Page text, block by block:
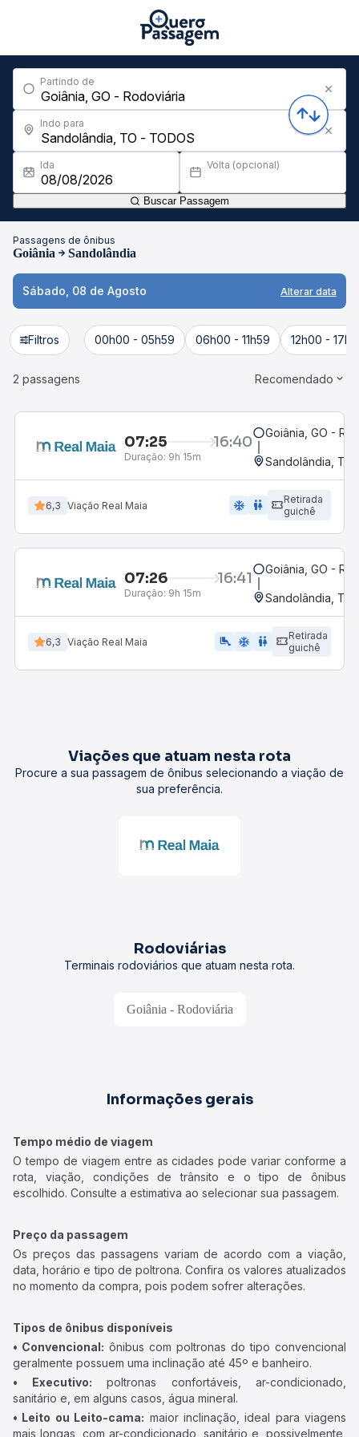
Partindo de
Indo para
Ida Volta (opcional)
Buscar Passagem
Passagens de ônibus
Goiânia Sandolândia
Sábado, 08 de Agosto Alterar data
Filtros 00h00 - 05h59 06h00 - 11h59 12h00 -
2 passagens Recomendado
07:25 16:40
Duração: 9h 15m
Goiânia, GO -
Sandolândia, TO
6,3 Viação Real Maia ac_unit wc
Retirada
guichê
07:26 16:41
Duração: 9h 15m
Goiânia, GO -
Sandolândia, TO
6,3 Viação Real Maia airline_seat_legroom_extra ac_unit wc
Retirada
guichê
Viações que atuam nesta rota
Procure a sua passagem de ônibus selecionando a viação de
sua preferência.
Rodoviárias
Terminais rodoviários que atuam nesta rota.
Goiânia - Rodoviária
Informações gerais
Tempo médio de viagem
O tempo de viagem entre as cidades pode variar conforme a
rota, viação, condições de trânsito e o tipo de ônibus
escolhido. Consulte a estimativa ao selecionar sua passagem.
Preço da passagem
Os preços das passagens variam de acordo com a viação,
data, horário e tipo de poltrona. Confira os valores atualizados
no momento da compra, pois podem sofrer alterações.
Tipos de ônibus disponíveis
• Convencional: ônibus com poltronas do tipo convencional
geralmente possuem uma inclinação até 45º e banheiro.
• Executivo: poltronas confortáveis, ar-condicionado,
sanitário e, em alguns casos, água mineral.
• Leito ou Leito-cama: maior inclinação, ideal para viagens
mais longas, com ar-condicionado, sanitário e, possivelmente,